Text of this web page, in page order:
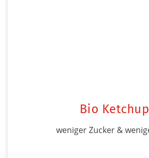
Bio Ketchup
weniger Zucker &